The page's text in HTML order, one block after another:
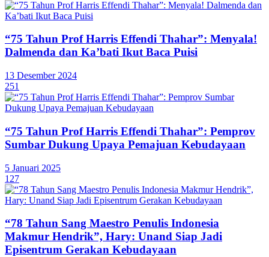
“75 Tahun Prof Harris Effendi Thahar”: Menyala!
Dalmenda dan Ka’bati Ikut Baca Puisi
13 Desember 2024
251
“75 Tahun Prof Harris Effendi Thahar”: Pemprov
Sumbar Dukung Upaya Pemajuan Kebudayaan
5 Januari 2025
127
“78 Tahun Sang Maestro Penulis Indonesia
Makmur Hendrik”, Hary: Unand Siap Jadi
Episentrum Gerakan Kebudayaan